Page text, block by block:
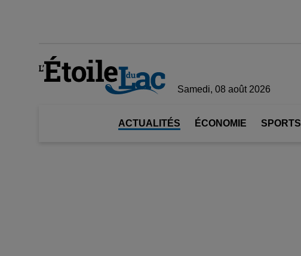
Samedi, 08 août 2026
ACTUALITÉS ÉCONOMIE SPORTS